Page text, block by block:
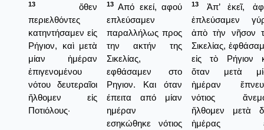
13
ὅθεν
περιελθόντες
κατηντήσαμεν εἰς
Ρήγιον, καὶ μετὰ
μίαν ἡμέραν
ἐπιγενομένου
νότου δευτεραῖοι
ἤλθομεν εἰς
Ποτιόλους·
13 Από εκεί, αφού
επλεύσαμεν
παραλλήλως προς
την ακτήν της
Σικελίας,
εφθάσαμεν στο
Ρηγιον. Και όταν
έπειτα από μίαν
ημέραν
εσηκώθηκε νότιος
13
Ἀπ’ ἐκεῖ,
ἐπλεύσαμεν
ἀπὸ τὴν νῆσον
Σικελίας,
εἰς τὸ Ρήγιον
ὅταν μετὰ
ἡμέραν
νότιος
ἤλθομεν μετὰ
ἡμέρας